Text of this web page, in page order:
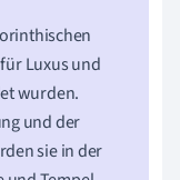
Luxus und
wurden.
und der
sie in der